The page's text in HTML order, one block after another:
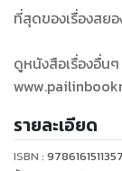
ที่สุดของเรื่องสย
ดูหนังสือเรื่องอื่นๆ
รายละเอียด
ISBN : 9786161511357